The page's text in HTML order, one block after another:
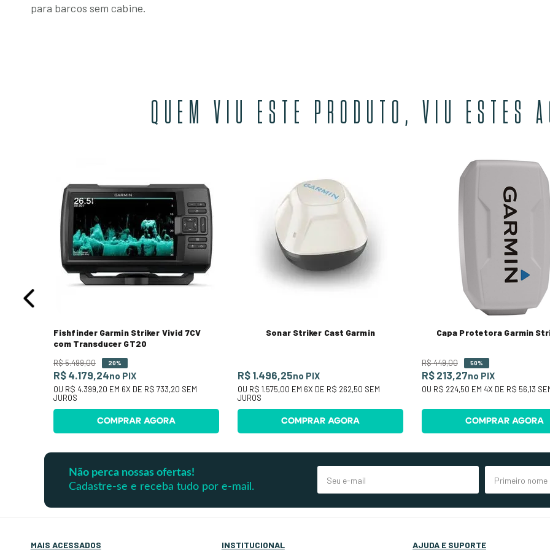
para barcos sem cabine.
QUEM VIU ESTE PRODUTO, VIU ESTES
Fishfinder Garmin Striker Vivid 7CV
com Transducer GT20
R$5.499,00 20%
R$ 4.179,24no PIX
OU R$ 4.399,20 EM 6X DE R$ 733,20 SEM
JUROS
COMPRAR AGORA
Sonar Striker Cast Garmin
R$ 1.496,25no PIX
OU R$ 1.575,00 EM 6X DE R$ 262,50 SEM
JUROS
COMPRAR AGORA
Capa Protetora Garmin
R$449,00 50%
R$ 213,27no PIX
OU R$ 224,50 EM 4X DE R$ 56,13
COMPRAR AGORA
Não perca nossas ofertas!
Cadastre-se e receba tudo por e-mail.
MAIS ACESSADOS INSTITUCIONAL AJUDA E SUPORTE